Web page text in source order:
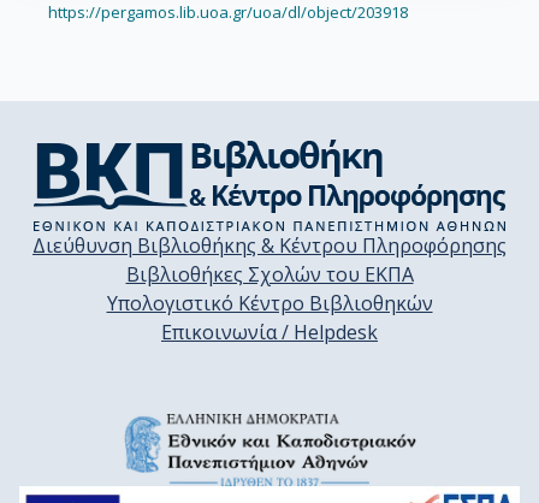
https://pergamos.lib.uoa.gr/uoa/dl/object/203918
Διεύθυνση Βιβλιοθήκης & Κέντρου Πληροφόρησης
Βιβλιοθήκες Σχολών του ΕΚΠΑ
Υπολογιστικό Κέντρο Βιβλιοθηκών
Επικοινωνία / Helpdesk